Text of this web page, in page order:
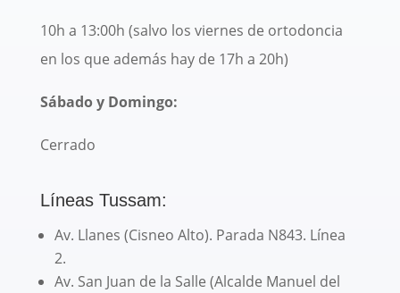
10h a 13:00h (salvo los viernes de ortodoncia
en los que además hay de 17h a 20h)
Sábado y Domingo:
Cerrado
Líneas Tussam:
Av. Llanes (Cisneo Alto). Parada N843. Línea
2.
Av. San Juan de la Salle (Alcalde Manuel del